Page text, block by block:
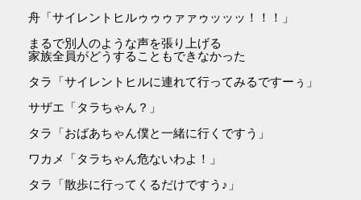
舟「サイレントヒルゥゥゥァァゥッッッ！！！」
まるで別人のような声を張り上げる
家族全員がどうすることもできなかった
タラ「サイレントヒルに連れて行ってみるですーぅ」
サザエ「タラちゃん？」
タラ「おばあちゃん僕と一緒に行くですう」
ワカメ「タラちゃん危ないわよ！」
タラ「散歩に行ってくるだけですう♪」